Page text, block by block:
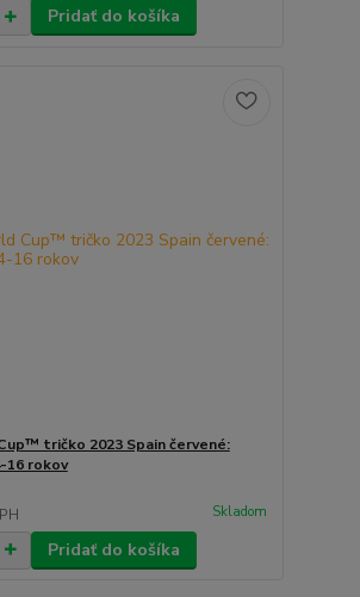
Pridať do košíka
tričko 2023 Spain červené:
16 rokov
Skladom
Pridať do košíka